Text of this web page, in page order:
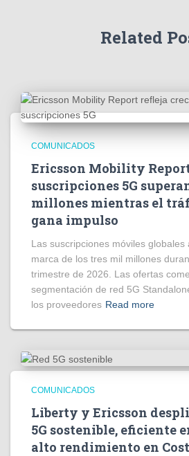
Related
COMUNICADOS
Ericsson Mobility
suscripciones 5G
millones mientras el
gana impulso
Las suscripciones móviles
marca de los tres mil millones
trimestre de 2026. Las ofertas
segmentación de red 5G
los proveedores Read more
COMUNICADOS
Liberty y Ericsson
5G sostenible, eficiente
alto rendimiento en